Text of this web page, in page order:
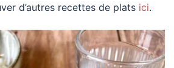
d’autres recettes de plats ici.